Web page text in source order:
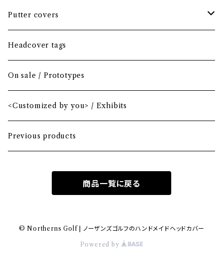
Headcover bundle
Driver
Mini Driver (Option)
Fairway wood
Hybrid
MA-1 heavy nylon
Hawaiian
Putter covers
Blade
Small mallet
Mid mallet
Large mallet
Headcover tags
On sale / Prototypes
<Customized by you> / Exhibits
Previous products
商品一覧に戻る
© Northerns Golf | ノーザンズゴルフのハンドメイドヘッドカバー
Powered by